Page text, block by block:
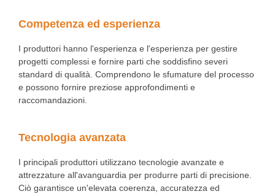
Competenza ed esperienza
I produttori hanno l'esperienza e l'esperienza per gestire
progetti complessi e fornire parti che soddisfino severi
standard di qualità. Comprendono le sfumature del processo
e possono fornire preziose approfondimenti e
raccomandazioni.
Tecnologia avanzata
I principali produttori utilizzano tecnologie avanzate e
attrezzature all'avanguardia per produrre parti di precisione.
Ciò garantisce un'elevata coerenza, accuratezza ed